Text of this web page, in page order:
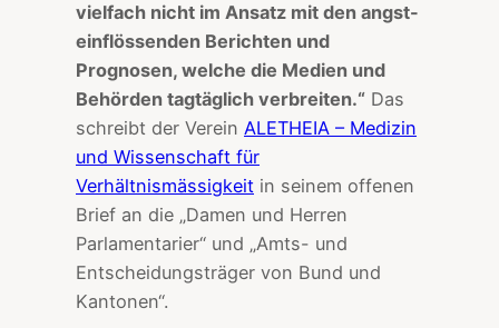
vielfach nicht im Ansatz mit den angst-
einflössenden Berichten und
Prognosen, welche die Medien und
Behörden tagtäglich verbreiten.“ Das
schreibt der Verein ALETHEIA – Medizin
und Wissenschaft für
Verhältnismässigkeit in seinem offenen
Brief an die „Damen und Herren
Parlamentarier“ und „Amts- und
Entscheidungsträger von Bund und
Kantonen“.